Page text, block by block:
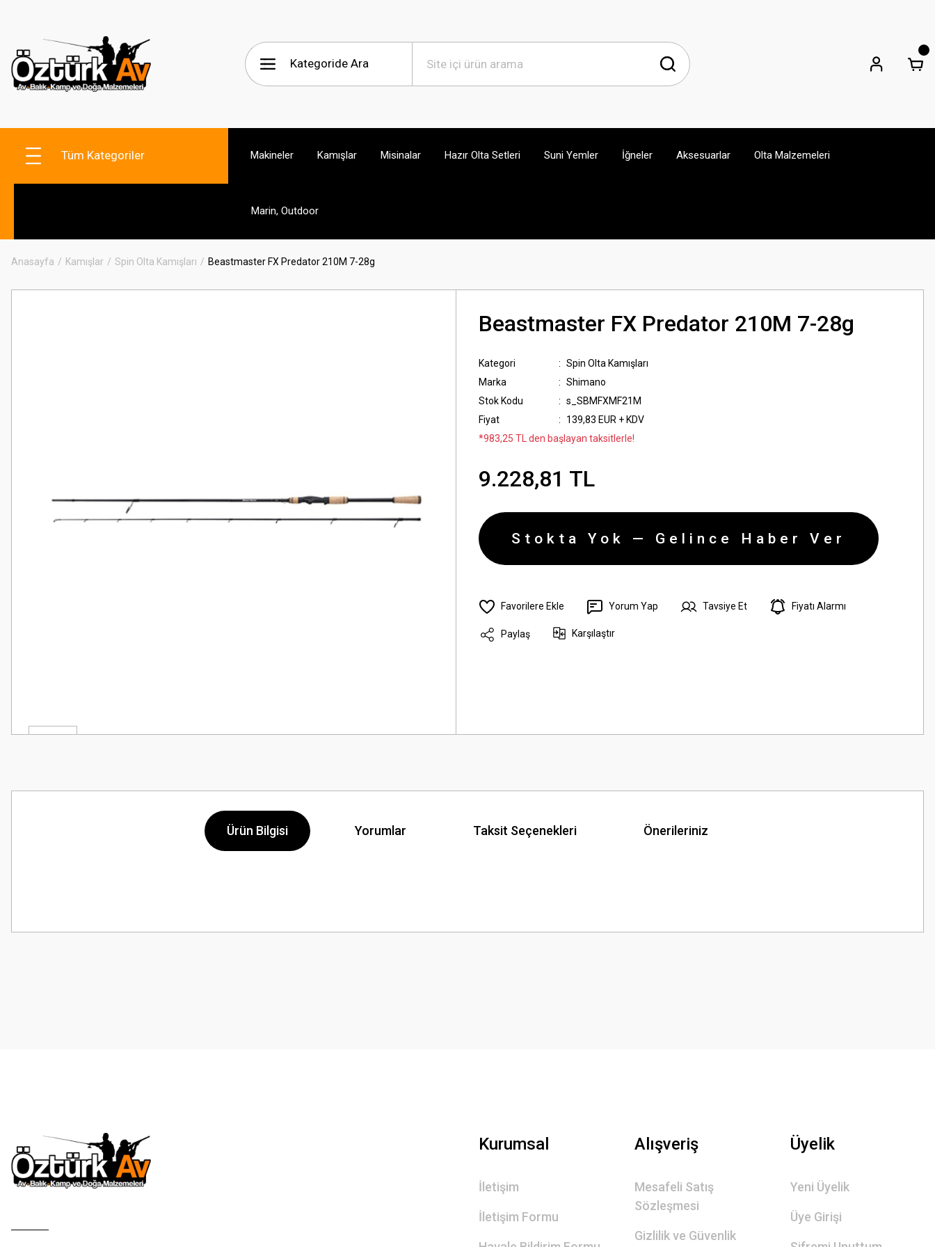
Tüm Kategoriler Makineler Kamışlar Misinalar Hazır Olta Setleri Suni Yemler İğneler Aksesuarlar Olta Malzemeleri
Marin, Outdoor
Anasayfa Kamışlar Spin Olta Kamışları Beastmaster FX Predator 210M 7-28g
Beastmaster FX Predator 210M 7-28g
Kategori
Spin Olta Kamışları
Marka
Shimano
Stok Kodu
s_SBMFXMF21M
Fiyat
139,83 EUR + KDV
*983,25 TL den başlayan taksitlerle!
9.228,81 TL
Stokta Yok — Gelince Haber Ver
Yorum Yap Tavsiye Et Fiyatı Alarmı
Paylaş Karşılaştır
Ürün Bilgisi Yorumlar Taksit Seçenekleri Önerileriniz
Kurumsal
İletişim
İletişim Formu
Alışveriş
Mesafeli Satış
Sözleşmesi
Gizlilik ve Güvenlik
Üyelik
Yeni Üyelik
Üye Girişi